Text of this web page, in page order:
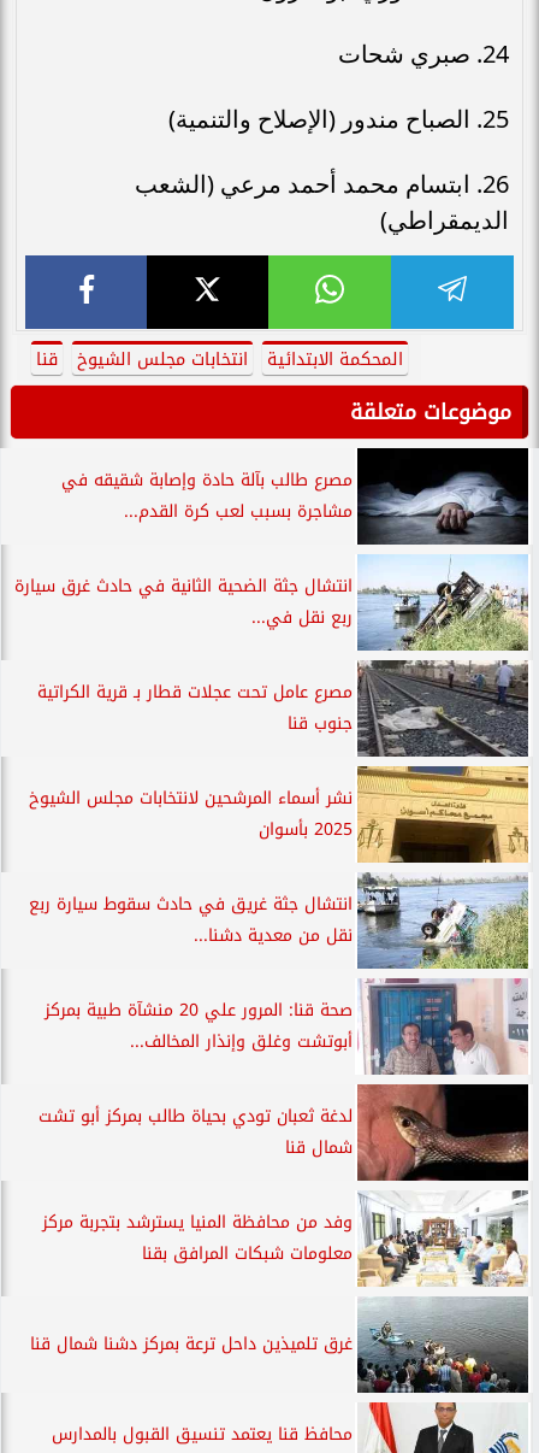
24. صبري شحات
25. الصباح مندور (الإصلاح والتنمية)
26. ابتسام محمد أحمد مرعي (الشعب
الديمقراطي)
المحكمة الابتدائية انتخابات مجلس الشيوخ قنا
موضوعات متعلقة
مصرع طالب بآلة حادة وإصابة شقيقه في
مشاجرة بسبب لعب كرة القدم...
انتشال جثة الضحية الثانية في حادث غرق سيارة
ربع نقل في...
مصرع عامل تحت عجلات قطار بـ قرية الكراتية
جنوب قنا
نشر أسماء المرشحين لانتخابات مجلس الشيوخ
2025 بأسوان
انتشال جثة غريق في حادث سقوط سيارة ربع
نقل من معدية دشنا...
صحة قنا: المرور علي 20 منشآة طبية بمركز
أبوتشت وغلق وإنذار المخالف...
لدغة ثعبان تودي بحياة طالب بمركز أبو تشت
شمال قنا
وفد من محافظة المنيا يسترشد بتجربة مركز
معلومات شبكات المرافق بقنا
غرق تلميذين داحل ترعة بمركز دشنا شمال قنا
محافظ قنا يعتمد تنسيق القبول بالمدارس